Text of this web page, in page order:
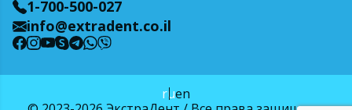
1-700-500-027
info@extradent.co.il
ruen